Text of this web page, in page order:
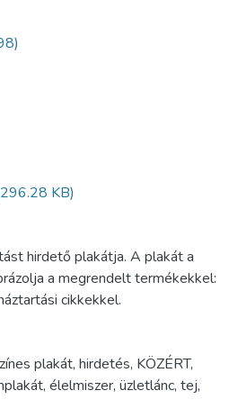
KB)
hirdető plakátja. A plakát a
a megrendelt termékekkel:
cikkekkel.
plakát, hirdetés, KÖZÉRT,
élelmiszer, üzletlánc, tej,